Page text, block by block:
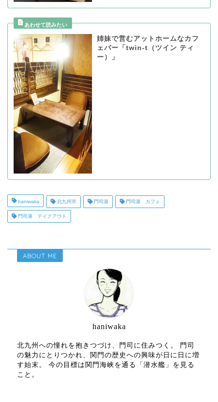
姉妹で営むアットホームなカフ
ェバー「twin-t（ツイン ティ
ー）」
haniwaka 北九州市 門司港 門司港 カフェ
門司港 テイクアウト
ABOUT ME
haniwaka
北九州への憧れを抱きつづけ、門司に住みつく。 門司
の魅力にとりつかれ、関門の歴史への興味が日に日に増
す始末。 今の目標は関門海峡を通る「潜水艦」を見る
こと。